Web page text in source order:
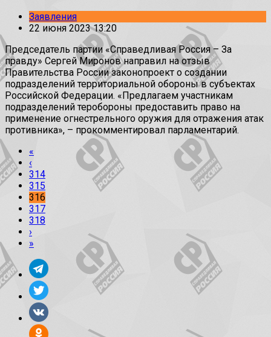
Заявления
22 июня 2023 13:20
Председатель партии «Справедливая Россия – За
правду» Сергей Миронов направил на отзыв
Правительства России законопроект о создании
подразделений территориальной обороны в субъектах
Российской Федерации. «Предлагаем участникам
подразделений теробороны предоставить право на
применение огнестрельного оружия для отражения атак
противника», – прокомментировал парламентарий.
«
‹
314
315
316
317
318
›
»